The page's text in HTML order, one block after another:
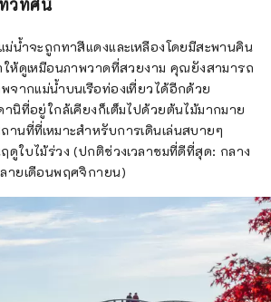
วทัศน์
ม่น้ำจะถูกทาสีแดงและเหลืองโดยมีสะพานคิน
ให้ดูเหมือนภาพวาดที่สวยงาม คุณยังสามารถ
จากแม่น้ำบนเรือท่องเที่ยวได้อีกด้วย
นิที่อยู่ใกล้เคียงก็เต็มไปด้วยต้นไม้มากมาย
านที่ที่เหมาะสำหรับการเดินเล่นสบายๆ
ใบไม้ร่วง (ปกติช่วงเวลาชมที่ดีที่สุด: กลาง
ายเดือนพฤศจิกายน)